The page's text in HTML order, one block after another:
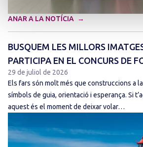
ANAR A LA NOTÍCIA
BUSQUEM LES MILLORS
PARTICIPA EN EL CONCURS DE
29 de juliol de 2026
Els fars són molt més que construccions a
símbols de guia, orientació i esperança. Si
aquest és el moment de deixar volar…